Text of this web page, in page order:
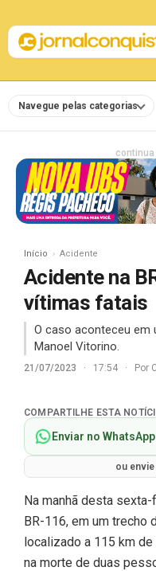
Navegue pelas categorias
Início Acidente
Acidente na
vítimas fatais
O caso aconteceu em
Manoel Vitorino.
21/07/2023 · 17:54 · Por
COMPARTILHE ESTA
Enviar no WhatsApp
ou
Na manhã desta
BR-116, em um trecho
localizado a 115 km
na morte de duas